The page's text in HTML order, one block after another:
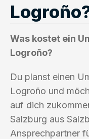
Was kostet ein
Logroño?
Du planst einen
Logroño und
auf dich
Salzburg aus
Ansprechpartner